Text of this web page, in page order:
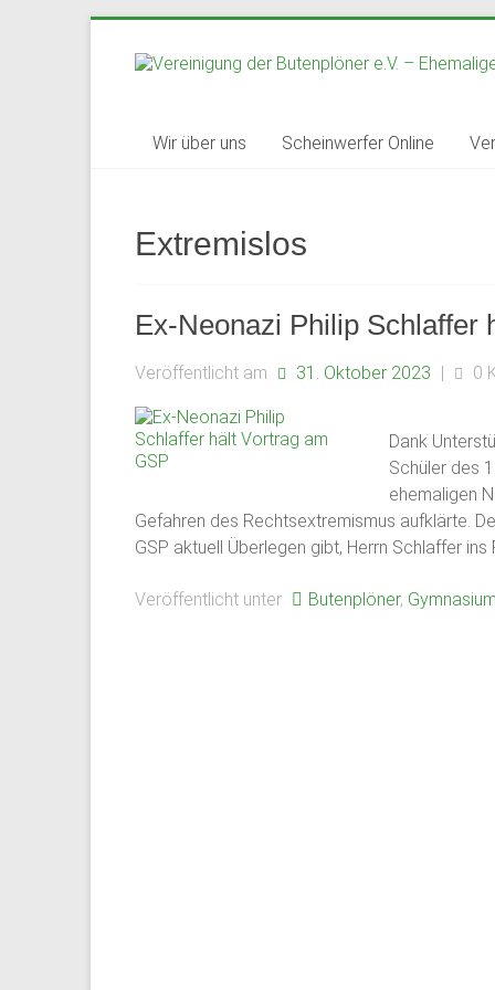
springen
Vereinigung
Butenplöner
–
Ehemaligenverein
des
Gymnasium
Plön
von
Wir über uns Scheinwerfer Online
Extremislos
Ex-Neonazi Philip Schlaffer
Veröffentlicht am 31. Oktober 2023 | 0
Dank
Schüler des
ehemaligen
Gefahren des Rechtsextremismus aufklärte.
GSP aktuell Überlegen gibt, Herrn Schlaffer
Veröffentlicht unter Butenplöner,